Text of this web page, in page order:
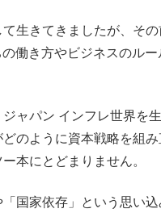
生きてきましたが、そ
働き方やビジネスのル
ャパン インフレ世界を
のように資本戦略を組
本にとどまりません。
国家依存」という思い